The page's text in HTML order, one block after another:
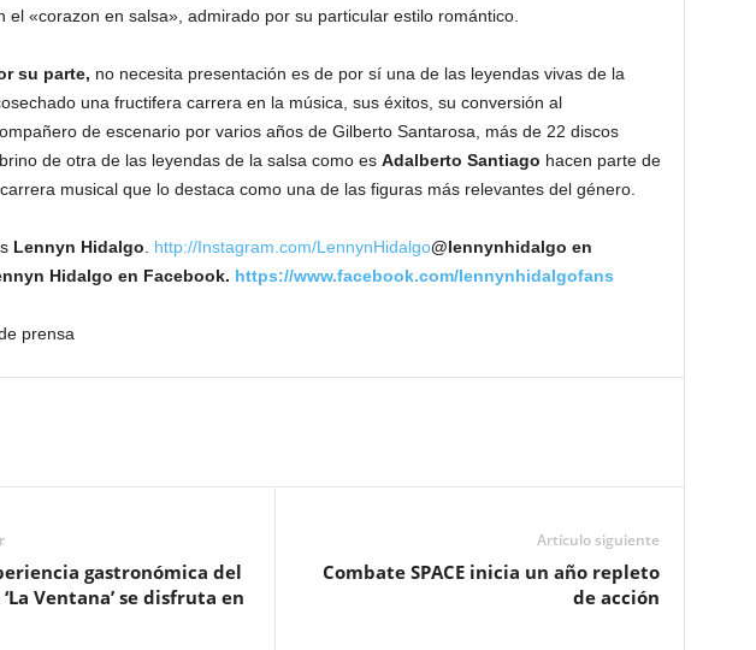
el «corazon en salsa», admirado por su particular estilo romántico.
su parte, no necesita presentación es de por sí una de las leyendas vivas de la
una fructifera carrera en la música, sus éxitos, su conversión al
de escenario por varios años de Gilberto Santarosa, más de 22 discos
de otra de las leyendas de la salsa como es Adalberto Santiago hacen parte de
musical que lo destaca como una de las figuras más relevantes del género.
Lennyn Hidalgo http://Instagram.com/LennynHidalgo@lennynhidalgo en
Hidalgo en Facebook. https://www.facebook.com/lennynhidalgofans
prensa
gastronómica del
Ventana’ se disfruta en
Artículo siguiente
Combate SPACE inicia un año repleto
de acción